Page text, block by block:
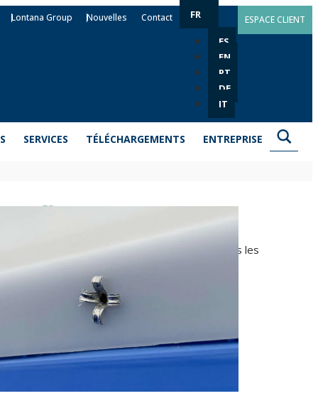
Lontana Group Nouvelles Contact FR
ES
EN
PT
DE
IT
ESPACE CLIENT
SERVICES TÉLÉCHARGEMENTS ENTREPRISE
fleur RE-FL
des éléments métalliques ou d’autres
de fixer des éléments de faible résistance sans les
acier zingué.